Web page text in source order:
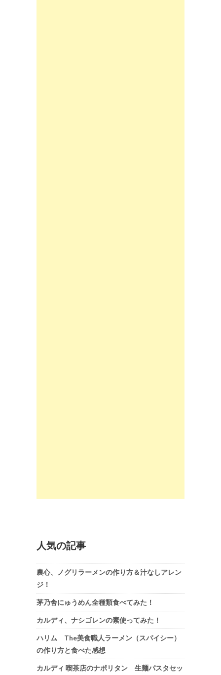
人気の記事
農心、ノグリラーメンの作り方＆汁なしアレン
ジ！
茅乃舎にゅうめん全種類食べてみた！
カルディ、ナシゴレンの素使ってみた！
ハリム The美食職人ラーメン（スパイシー）
の作り方と食べた感想
カルディ 喫茶店のナポリタン 生麺パスタセッ